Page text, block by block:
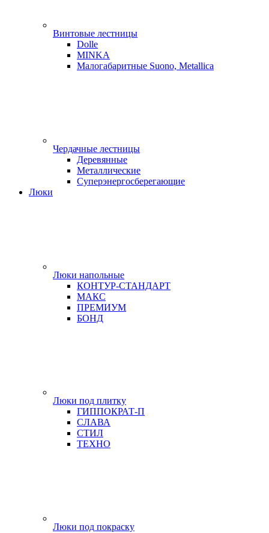
Винтовые лестницы
Dolle
MINKA
Малогабаритные Suono, Metallica
Чердачные лестницы
Деревянные
Металлические
Суперэнергосберегающие
Люки
Люки напольные
КОНТУР-СТАНДАРТ
МАКС
ПРЕМИУМ
БОНД
Люки под плитку
ГИППОКРАТ-П
СЛАВА
СТИЛ
ТЕХНО
Люки под покраску